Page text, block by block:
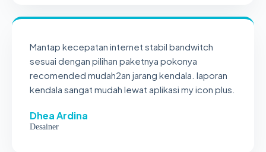
Mantap kecepatan internet stabil bandwitch
sesuai dengan pilihan paketnya pokonya
recomended mudah2an jarang kendala. laporan
kendala sangat mudah lewat aplikasi my icon plus.
Dhea Ardina
Desainer